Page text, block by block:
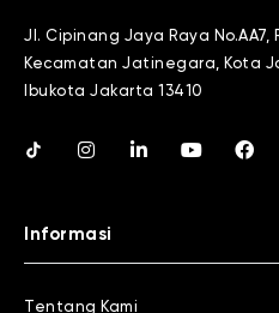
Jl. Cipinang Jaya Raya No.AA7,
Kecamatan Jatinegara, Kota
Ibukota Jakarta 13410
Informasi
Tentang Kami